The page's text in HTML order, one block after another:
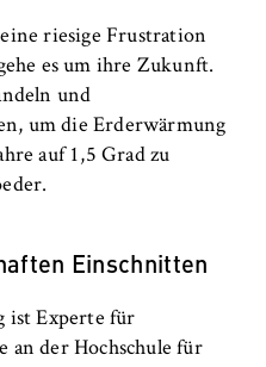
es um ihre Zukunft.
und
um die Erderwärmung
auf 1,5 Grad zu
Einschnitten
ist Experte für
an der Hochschule für